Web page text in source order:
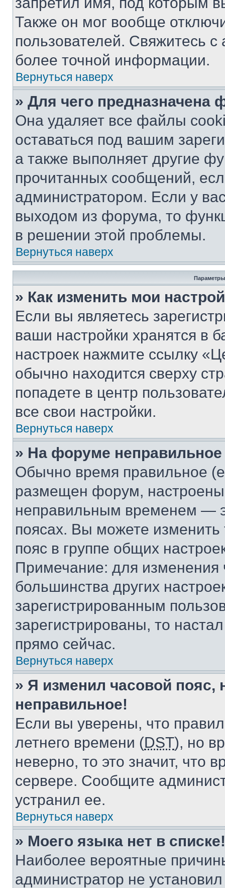
Также он мог вообще
пользователей. Свяжитесь
более точной информации.
Вернуться наверх
» Для чего предназначена
Она удаляет все файлы
оставаться под вашим
а также выполняет другие
прочитанных сообщений,
администратором. Если у
выходом из форума, то
в решении этой проблемы.
Вернуться наверх
Параметры
» Как изменить мои
Если вы являетесь
ваши настройки хранятся в
настроек нажмите ссылку
обычно находится сверху
попадете в центр
все свои настройки.
Вернуться наверх
» На форуме
Обычно время правильное
размещен форум, настроены
неправильным временем —
поясах. Вы можете изменить
пояс в группе общих
Примечание: для изменения
большинства других
зарегистрированным
зарегистрированы, то
прямо сейчас.
Вернуться наверх
» Я изменил часовой пояс,
неправильное!
Если вы уверены, что
летнего времени (DST), но
неверно, то это значит, что
сервере. Сообщите
устранил ее.
Вернуться наверх
» Моего языка нет в списке!
Наиболее вероятные
администратор не